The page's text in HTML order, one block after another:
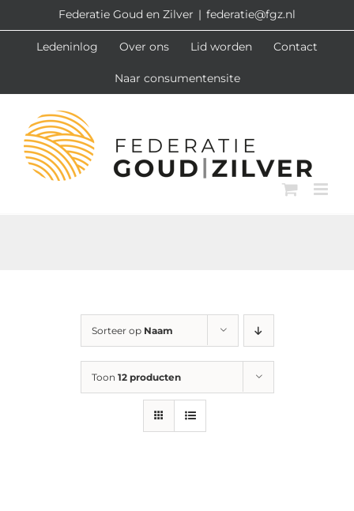
naar
inhoud
Federatie Goud en Zilver | federatie@fgz.nl
Ledeninlog Over ons Lid worden Contact
Naar consumentensite
Sorteer op Naam
Toon 12 producten